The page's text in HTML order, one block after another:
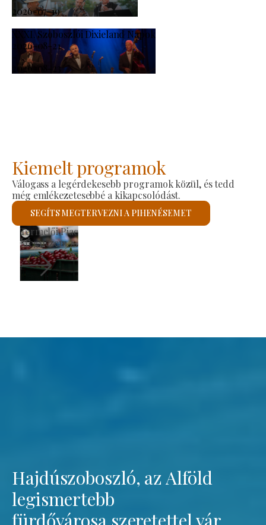
2026-07-19
XXXI. Szoboszlói Dixieland Napok
2026-08-21
-
2026-08-23
Kiemelt programok
Válogass a legérdekesebb programok közül, és tedd
még emlékezetesebbé a kikapcsolódást.
SEGÍTS MEGTERVEZNI A PIHENÉSEMET
Szent László Római Katolikus Templom
Megnézem
Hajdúszoboszló, az Alföld
legismertebb